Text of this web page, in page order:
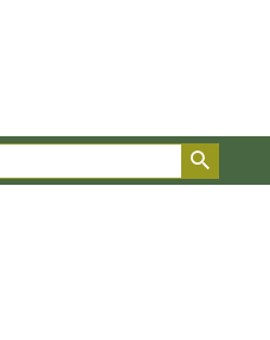
する品種のみ検索結果に表示さ
ドなどは1つずつ選択してくださ